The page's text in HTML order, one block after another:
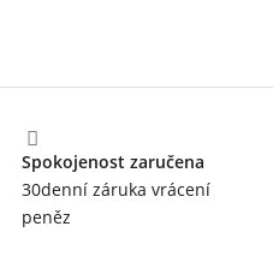
Spokojenost zaručena
30denní záruka vrácení
peněz